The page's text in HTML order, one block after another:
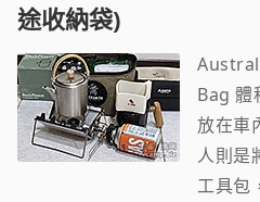
途收納袋)
Bag 體
放在車
人則是
工具包